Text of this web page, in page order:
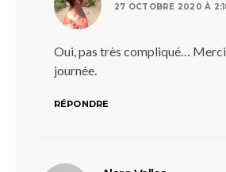
27 OCTOBRE 2020 À
Oui, pas très compliqué…
journée.
RÉPONDRE